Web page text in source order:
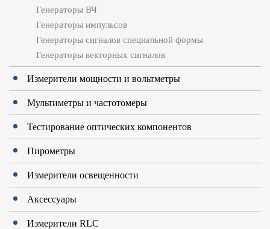
Генераторы ВЧ
Генераторы импульсов
Генераторы сигналов специальной формы
Генераторы векторных сигналов
Измерители мощности и вольтметры
Мультиметры и частотомеры
Тестирование оптических компонентов
Пирометры
Измерители освещенности
Аксессуары
Измерители RLC